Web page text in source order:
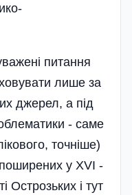
питання
лише за
джерел, а під
- саме
точніше)
у XVI -
Острозьких і тут